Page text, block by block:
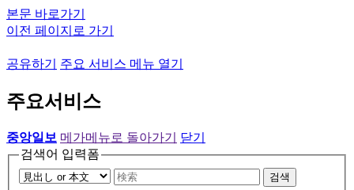
본문 바로가기
이전 페이지로 가기
공유하기 주요 서비스 메뉴 열기
주요서비스
중앙일보 메가메뉴로 돌아가기
닫기
검색어 입력폼
검색